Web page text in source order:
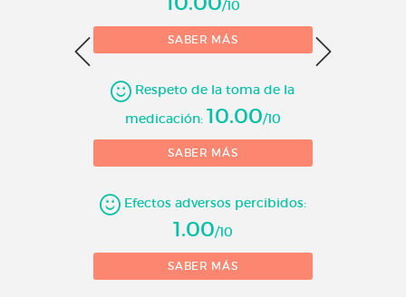
/10
SABER MÁS
Respeto de la toma de la
medicación: 10.00/10
SABER MÁS
Efectos adversos percibidos:
1.00/10
SABER MÁS